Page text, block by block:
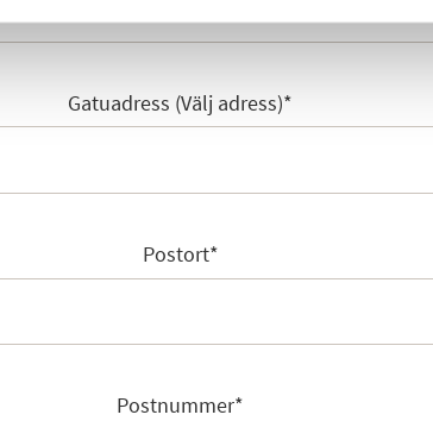
Gatuadress (Välj adress)*
Postort*
Postnummer*